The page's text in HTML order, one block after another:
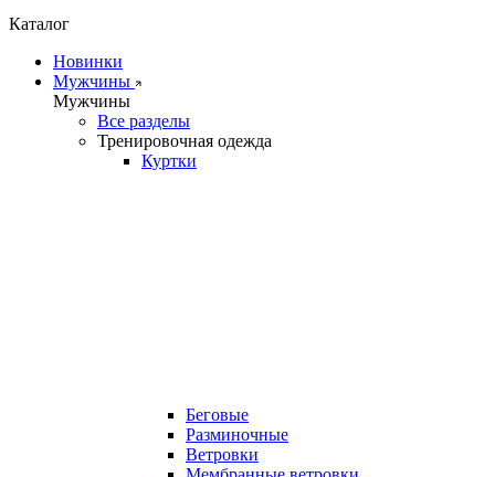
Каталог
Новинки
Мужчины
Мужчины
Все разделы
Тренировочная одежда
Куртки
Беговые
Разминочные
Ветровки